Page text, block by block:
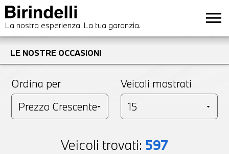
La nostra esperienza. La tua garanzia. menu
LE NOSTRE OCCASIONI
Ordina per Veicoli mostrati
Veicoli trovati: 597